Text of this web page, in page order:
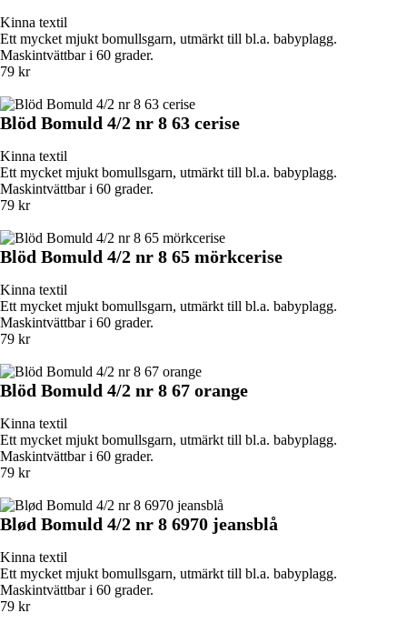
Kinna textil
Ett mycket mjukt bomullsgarn, utmärkt till bl.a. babyplagg.
Maskintvättbar i 60 grader.
79 kr
Blöd Bomuld 4/2 nr 8 63 cerise
Kinna textil
Ett mycket mjukt bomullsgarn, utmärkt till bl.a. babyplagg.
Maskintvättbar i 60 grader.
79 kr
Blöd Bomuld 4/2 nr 8 65 mörkcerise
Kinna textil
Ett mycket mjukt bomullsgarn, utmärkt till bl.a. babyplagg.
Maskintvättbar i 60 grader.
79 kr
Blöd Bomuld 4/2 nr 8 67 orange
Kinna textil
Ett mycket mjukt bomullsgarn, utmärkt till bl.a. babyplagg.
Maskintvättbar i 60 grader.
79 kr
Blød Bomuld 4/2 nr 8 6970 jeansblå
Kinna textil
Ett mycket mjukt bomullsgarn, utmärkt till bl.a. babyplagg.
Maskintvättbar i 60 grader.
79 kr